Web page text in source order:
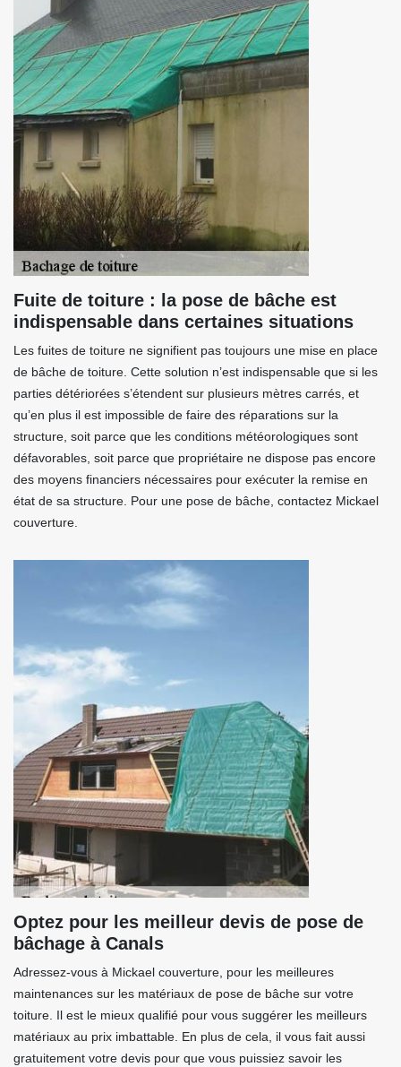
Fuite de toiture : la pose de bâche est
indispensable dans certaines situations
Les fuites de toiture ne signifient pas toujours une mise en place
de bâche de toiture. Cette solution n’est indispensable que si les
parties détériorées s’étendent sur plusieurs mètres carrés, et
qu’en plus il est impossible de faire des réparations sur la
structure, soit parce que les conditions météorologiques sont
défavorables, soit parce que propriétaire ne dispose pas encore
des moyens financiers nécessaires pour exécuter la remise en
état de sa structure. Pour une pose de bâche, contactez Mickael
couverture.
Optez pour les meilleur devis de pose de
bâchage à Canals
Adressez-vous à Mickael couverture, pour les meilleures
maintenances sur les matériaux de pose de bâche sur votre
toiture. Il est le mieux qualifié pour vous suggérer les meilleurs
matériaux au prix imbattable. En plus de cela, il vous fait aussi
gratuitement votre devis pour que vous puissiez savoir les